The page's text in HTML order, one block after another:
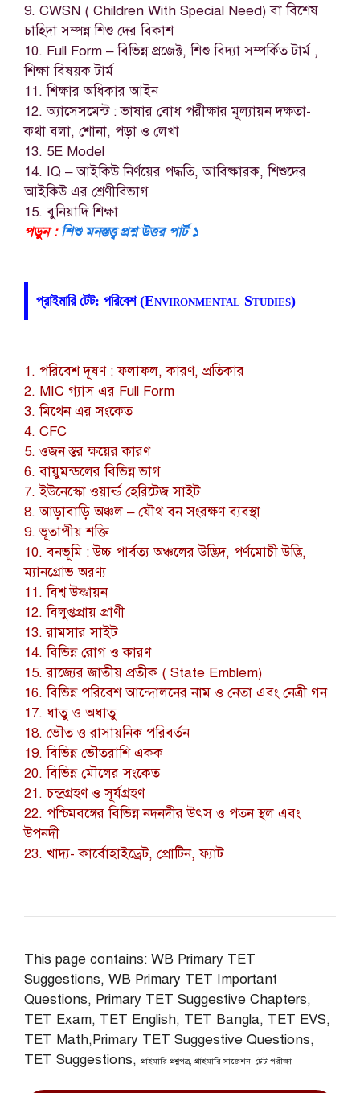
9. CWSN ( Children With Special Need) বা বিশেষ
চাহিদা সম্পন্ন শিশু দের বিকাশ
10. Full Form – বিভিন্ন প্রজেক্ট, শিশু বিদ্যা সম্পর্কিত টার্ম ,
শিক্ষা বিষয়ক টার্ম
11. শিক্ষার অধিকার আইন
12. অ্যাসেসমেন্ট : ভাষার বোধ পরীক্ষার মূল্যায়ন দক্ষতা-
কথা বলা, শোনা, পড়া ও লেখা
13. 5E Model
14. IQ – আইকিউ নির্ণয়ের পদ্ধতি, আবিষ্কারক, শিশুদের
আইকিউ এর শ্রেণীবিভাগ
15. বুনিয়াদি শিক্ষা
পড়ুন :শিশু মনস্তত্ত্ব প্রশ্ন উত্তর পার্ট ১
প্রাইমারি টেট: পরিবেশ (Environmental Studies)
1. পরিবেশ দূষণ : ফলাফল, কারণ, প্রতিকার
2. MIC গ্যাস এর Full Form
3. মিথেন এর সংকেত
4. CFC
5. ওজন স্তর ক্ষয়ের কারণ
6. বায়ুমন্ডলের বিভিন্ন ভাগ
7. ইউনেস্কো ওয়ার্ল্ড হেরিটেজ সাইট
8. আড়াবাড়ি অঞ্চল – যৌথ বন সংরক্ষণ ব্যবস্থা
9. ভূতাপীয় শক্তি
10. বনভূমি : উচ্চ পার্বত্য অঞ্চলের উদ্ভিদ, পর্ণমোচী উদ্ভি,
ম্যানগ্রোভ অরণ্য
11. বিশ্ব উষ্ণায়ন
12. বিলুপ্তপ্রায় প্রাণী
13. রামসার সাইট
14. বিভিন্ন রোগ ও কারণ
15. রাজ্যের জাতীয় প্রতীক ( State Emblem)
16. বিভিন্ন পরিবেশ আন্দোলনের নাম ও নেতা এবং নেত্রী গন
17. ধাতু ও অধাতু
18. ভৌত ও রাসায়নিক পরিবর্তন
19. বিভিন্ন ভৌতরাশি একক
20. বিভিন্ন মৌলের সংকেত
21. চন্দ্রগ্রহণ ও সূর্যগ্রহণ
22. পশ্চিমবঙ্গের বিভিন্ন নদনদীর উৎস ও পতন স্থল এবং
উপনদী
23. খাদ্য- কার্বোহাইড্রেট, প্রোটিন, ফ্যাট
This page contains: WB Primary TET
Suggestions, WB Primary TET Important
Questions, Primary TET Suggestive Chapters,
TET Exam, TET English, TET Bangla, TET EVS,
TET Math,Primary TET Suggestive Questions,
TET Suggestions, প্রাইমারি প্রশ্নপত্র, প্রাইমারি সাজেশন, টেট পরীক্ষা